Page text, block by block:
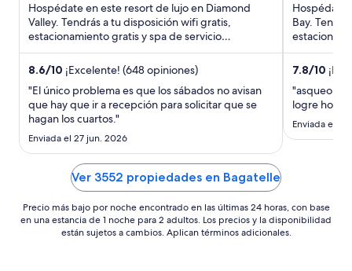
de
$202
en
total
por
noche
del
al
10
ago
Hospédate en este resort de lujo en Diamond
Valley. Tendrás a tu disposición wifi gratis,
estacionamiento gratis y spa de servicio
completo. Nuestros huéspedes ...
8.6/10 ¡Excelente! (648 opiniones)
"El único problema es que los sábados no avisan
que hay que ir a recepción para solicitar que se
hagan los cuartos."
Enviada el 27 jun. 2026
Hospédate
Bay.
Nuestros
7.8/10
"asqueorsa
logre
Enviada el
Ver 3552 propiedades en Bagatelle
Precio más bajo por noche encontrado en las últimas 24 horas, con base
en una estancia de 1 noche para 2 adultos. Los precios y la disponibilidad
están sujetos a cambios. Aplican términos adicionales.